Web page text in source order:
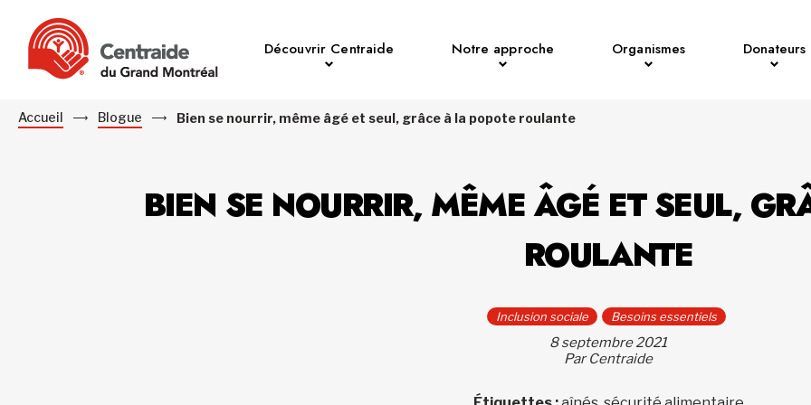
Découvrir Centraide Notre approche Organismes Donateurs
Accueil Blogue Bien se nourrir, même âgé et seul, grâce à la popote roulante
BIEN SE NOURRIR, MÊME ÂGÉ ET SEUL,
ROULANTE
Inclusion sociale Besoins essentiels
8 septembre 2021
Par Centraide